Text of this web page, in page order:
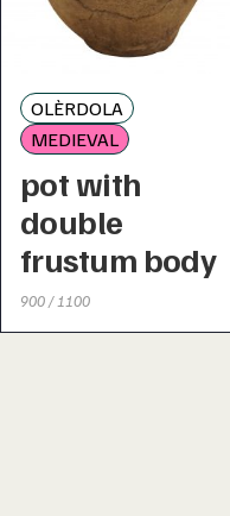
OLÈRDOLA
MEDIEVAL
pot with
double
frustum body
900 / 1100